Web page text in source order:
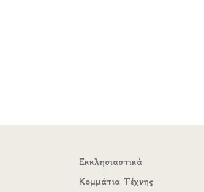
Εκκλησιαστικά
Κομμάτια Τέχνης